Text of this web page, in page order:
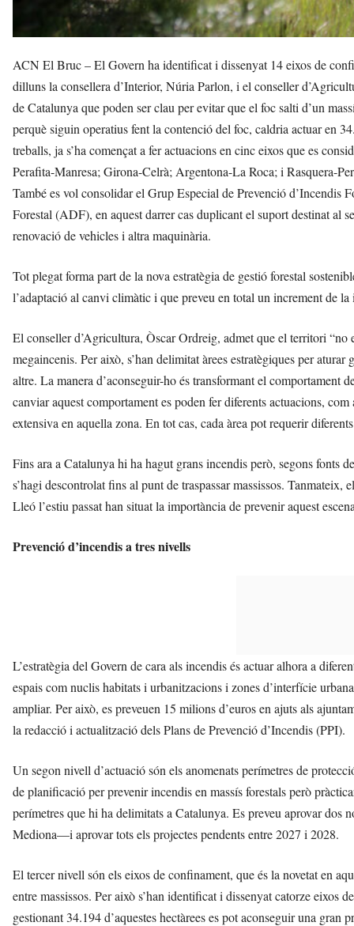
ACN El Bruc – El Govern ha identificat i dissenyat 14 eixos de
dilluns la consellera d’Interior, Núria Parlon, i el conseller
de Catalunya que poden ser clau per evitar que el foc salti d’un
perquè siguin operatius fent la contenció del foc, caldria actuar en
treballs, ja s’ha començat a fer actuacions en cinc eixos que es
Perafita-Manresa; Girona-Celrà; Argentona-La Roca; i Rasquera-
També es vol consolidar el Grup Especial de Prevenció d’Incendis
Forestal (ADF), en aquest darrer cas duplicant el suport destinat al
renovació de vehicles i altra maquinària.
Tot plegat forma part de la nova estratègia de gestió forestal
l’adaptació al canvi climàtic i que preveu en total un increment de
El conseller d’Agricultura, Òscar Ordreig, admet que el territori
megaincenis. Per això, s’han delimitat àrees estratègiques per
altre. La manera d’aconseguir-ho és transformant el
canviar aquest comportament es poden fer diferents actuacions,
extensiva en aquella zona. En tot cas, cada àrea pot requerir
Fins ara a Catalunya hi ha hagut grans incendis però, segons fonts
s’hagi descontrolat fins al punt de traspassar massissos.
Lleó l’estiu passat han situat la importància de prevenir aquest
Prevenció d’incendis a tres nivells
L’estratègia del Govern de cara als incendis és actuar alhora a
espais com nuclis habitats i urbanitzacions i zones d’interfície
ampliar. Per això, es preveuen 15 milions d’euros en ajuts als
la redacció i actualització dels Plans de Prevenció d’Incendis (PPI).
Un segon nivell d’actuació són els anomenats perímetres de
de planificació per prevenir incendis en massís forestals però
perímetres que hi ha delimitats a Catalunya. Es preveu aprovar dos
Mediona—i aprovar tots els projectes pendents entre 2027 i 2028.
El tercer nivell són els eixos de confinament, que és la novetat en
entre massissos. Per això s’han identificat i dissenyat catorze eixos
gestionant 34.194 d’aquestes hectàrees es pot aconseguir una